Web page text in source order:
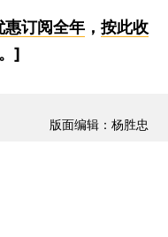
惠订阅全年， 按此收
]
版面编辑：杨胜忠